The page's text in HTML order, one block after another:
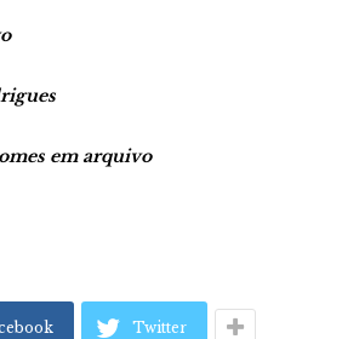
em arquivo
Twitter